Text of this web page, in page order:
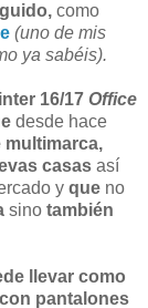
como
(uno de mis
ya sabéis).
16/17 Office
desde hace
casas así
y queno
sino también
llevar como
pantalones